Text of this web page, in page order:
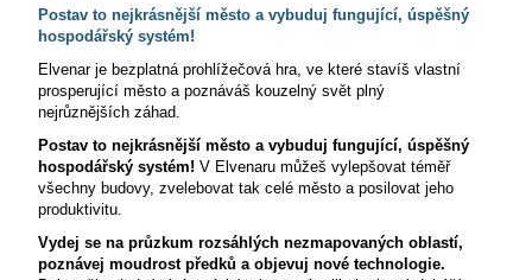
Postav to nejkrásnější město a vybuduj fungující, úspěšný
hospodářský systém!
Elvenar je bezplatná prohlížečová hra, ve které stavíš vlastní
prosperující město a poznáváš kouzelný svět plný
nejrůznějších záhad.
Postav to nejkrásnější město a vybuduj fungující, úspěšný
hospodářský systém! V Elvenaru můžeš vylepšovat téměř
všechny budovy, zvelebovat tak celé město a posilovat jeho
produktivitu.
Vydej se na průzkum rozsáhlých nezmapovaných oblastí,
poznávej moudrost předků a objevuj nové technologie.